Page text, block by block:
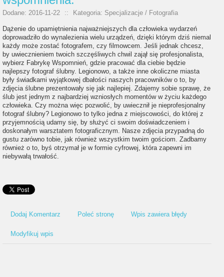
Dodane: 2016-11-22 :: Kategoria: Specjalizacje / Fotografia
Dążenie do upamiętnienia najważniejszych dla człowieka wydarzeń
doprowadziło do wynalezienia wielu urządzeń, dzięki którym dziś niemal
każdy może zostać fotografem, czy filmowcem. Jeśli jednak chcesz,
by uwiecznieniem twoich szczęśliwych chwil zajął się profesjonalista,
wybierz Fabrykę Wspomnień, gdzie pracować dla ciebie będzie
najlepszy fotograf ślubny. Legionowo, a także inne okoliczne miasta
były świadkami wyjątkowej dbałości naszych pracowników o to, by
zdjęcia ślubne prezentowały się jak najlepiej. Zdajemy sobie sprawę, że
ślub jest jednym z najbardziej wzniosłych momentów w życiu każdego
człowieka. Czy można więc pozwolić, by uwiecznił je nieprofesjonalny
fotograf ślubny? Legionowo to tylko jedna z miejscowości, do której z
przyjemnością udamy się, by służyć ci swoim doświadczeniem i
doskonałym warsztatem fotograficznym. Nasze zdjęcia przypadną do
gustu zarówno tobie, jak również wszystkim twoim gościom. Zadbamy
również o to, byś otrzymał je w formie cyfrowej, która zapewni im
niebywałą trwałość.
Dodaj Komentarz Poleć stronę Wpis zawiera błędy
Modyfikuj wpis